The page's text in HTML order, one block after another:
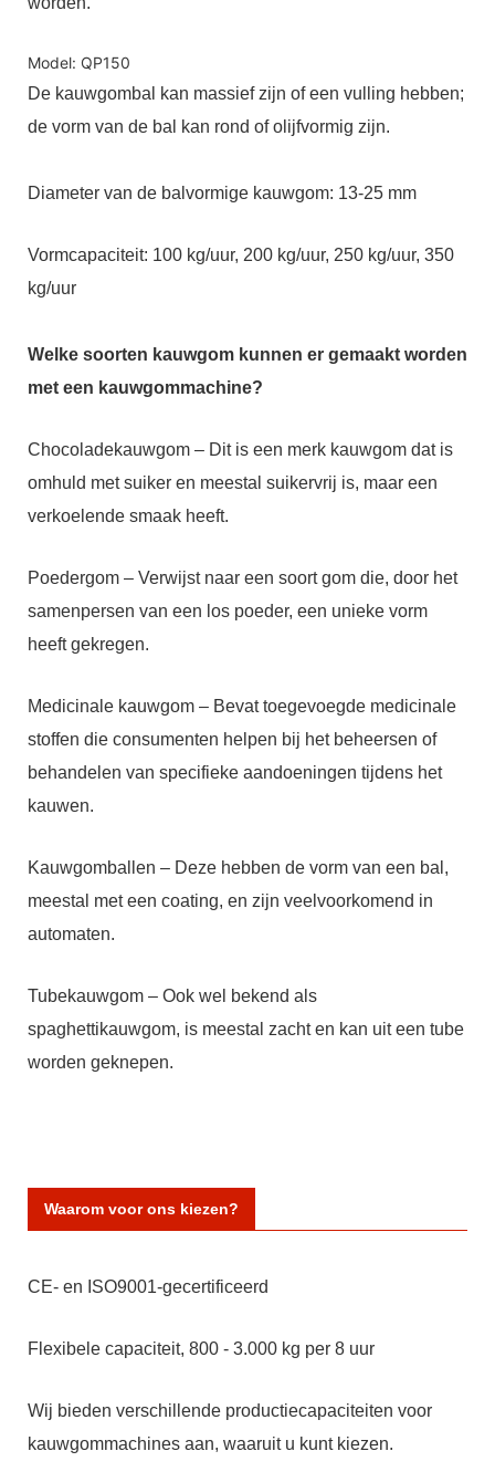
Model: QP150
De kauwgombal kan massief zijn of een vulling hebben;
de vorm van de bal kan rond of olijfvormig zijn.
Diameter van de balvormige kauwgom: 13-25 mm
Vormcapaciteit: 100 kg/uur, 200 kg/uur, 250 kg/uur, 350
kg/uur
Welke soorten kauwgom kunnen er gemaakt worden
met een kauwgommachine?
Chocoladekauwgom – Dit is een merk kauwgom dat is
omhuld met suiker en meestal suikervrij is, maar een
verkoelende smaak heeft.
Poedergom – Verwijst naar een soort gom die, door het
samenpersen van een los poeder, een unieke vorm
heeft gekregen.
Medicinale kauwgom – Bevat toegevoegde medicinale
stoffen die consumenten helpen bij het beheersen of
behandelen van specifieke aandoeningen tijdens het
kauwen.
Kauwgomballen – Deze hebben de vorm van een bal,
meestal met een coating, en zijn veelvoorkomend in
automaten.
Tubekauwgom – Ook wel bekend als
spaghettikauwgom, is meestal zacht en kan uit een tube
worden geknepen.
Waarom voor ons kiezen?
CE- en ISO9001-gecertificeerd
Flexibele capaciteit, 800 - 3.000 kg per 8 uur
Wij bieden verschillende productiecapaciteiten voor
kauwgommachines aan, waaruit u kunt kiezen.